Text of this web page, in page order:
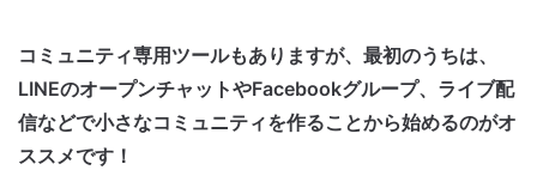
コミュニティ専用ツールもありますが、最初のうちは、
LINEのオープンチャットやFacebookグループ、ライブ配
信などで小さなコミュニティを作ることから始めるのがオ
ススメです！